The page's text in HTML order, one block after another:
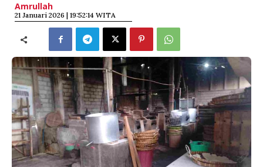
Amrullah
​21 Januari 2026 | 19:52:14 WITA